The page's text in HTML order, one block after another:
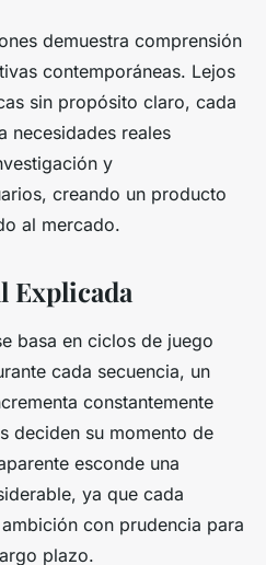
demuestra comprensión
contemporáneas. Lejos
sin propósito claro, cada
necesidades reales
y
creando un producto
al mercado.
Explicada
basa en ciclos de juego
cada secuencia, un
constantemente
deciden su momento de
esconde una
ya que cada
con prudencia para
plazo.